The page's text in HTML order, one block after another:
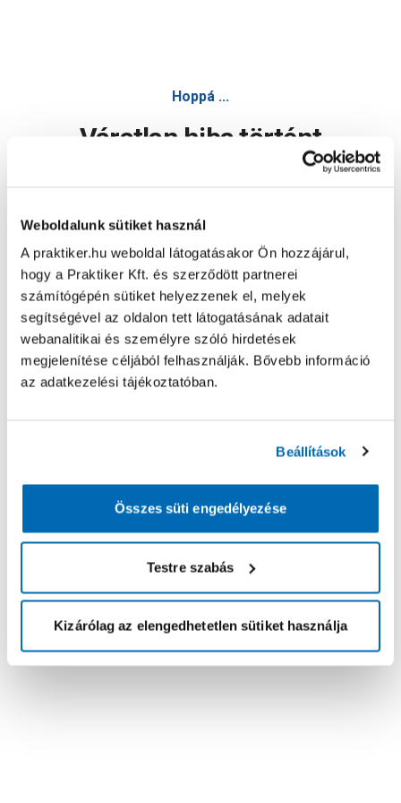
Weboldalunk sütiket használ
A praktiker.hu weboldal látogatásakor Ön hozzájárul,
hogy a Praktiker Kft. és szerződött partnerei
számítógépén sütiket helyezzenek el, melyek
segítségével az oldalon tett látogatásának adatait
webanalitikai és személyre szóló hirdetések
megjelenítése céljából felhasználják. Bővebb információ
az adatkezelési tájékoztatóban.
Beállítások
Összes süti engedélyezése
Testre szabás
Kizárólag az elengedhetetlen sütiket használja
Hoppá ...
Váratlan hiba történt
Oldal újratöltése